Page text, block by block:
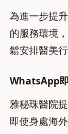
為進一步提
的服務環境
鬆安排醫美行
WhatsApp
雅秘珠醫院
即使身處海